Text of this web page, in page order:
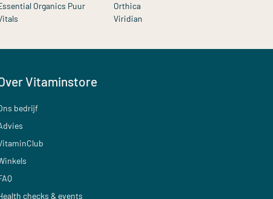
Organics Puur
Orthica
Viridian
Vitaminstore
bedrijf
checks & events